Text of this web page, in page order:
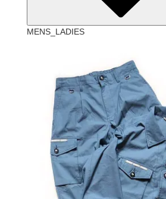
MENS_LADIES